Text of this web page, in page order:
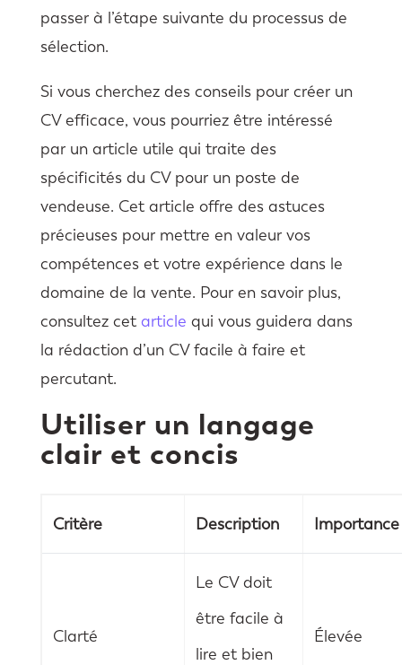
passer à l’étape suivante du processus de
sélection.
Si vous cherchez des conseils pour créer un
CV efficace, vous pourriez être intéressé
par un article utile qui traite des
spécificités du CV pour un poste de
vendeuse. Cet article offre des astuces
précieuses pour mettre en valeur vos
compétences et votre expérience dans le
domaine de la vente. Pour en savoir plus,
consultez cet article qui vous guidera dans
la rédaction d’un CV facile à faire et
percutant.
Utiliser un langage
clair et concis
Critère Description Importance
Clarté
Le CV doit
être facile à
lire et bien
Élevée